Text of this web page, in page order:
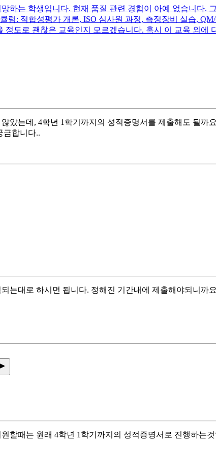
하는 학생입니다. 현재 품질 관련 경험이 아예 없습니다
큘럼: 적합성평가 개론, ISO 심사원 과정, 측정장비 실습,
정도로 괜찮은 교육인지 모르겠습니다. 혹시 이 교육 외에
았는데, 4학년 1학기까지의 성적증명서를 제출해도 될
금합니다..
는대로 하시면 됩니다. 정해진 기간내에 제출해야되니까
할때는 원래 4학년 1학기까지의 성적증명서로 진행하는